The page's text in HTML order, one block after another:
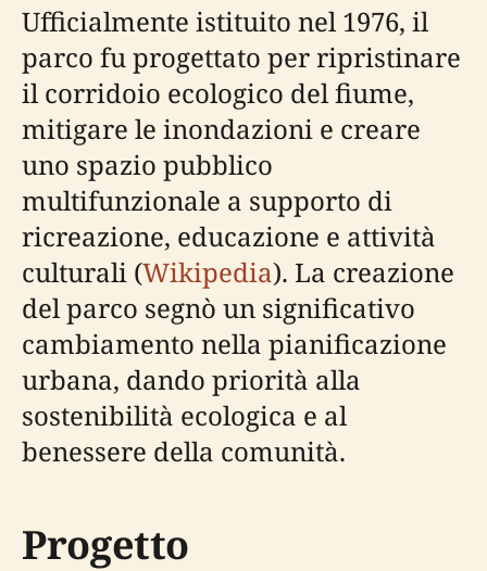
Ufficialmente istituito nel 1976, il
parco fu progettato per ripristinare
il corridoio ecologico del fiume,
mitigare le inondazioni e creare
uno spazio pubblico
multifunzionale a supporto di
ricreazione, educazione e attività
culturali (Wikipedia). La creazione
del parco segnò un significativo
cambiamento nella pianificazione
urbana, dando priorità alla
sostenibilità ecologica e al
benessere della comunità.
Progetto